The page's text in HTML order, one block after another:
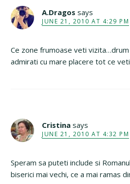
A.Dragos says
JUNE 21, 2010 AT 4:29 PM
Ce zone frumoase veti
admirati cu mare placere tot ce
Cristina says
JUNE 21, 2010 AT 4:32 PM
Speram sa puteti include si
biserici mai vechi, ce a mai ramas